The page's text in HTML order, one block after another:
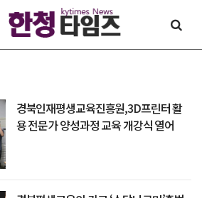
경북인재평생교육진흥원,3D프린터 활
용 전문가 양성과정 교육 개강식 열어